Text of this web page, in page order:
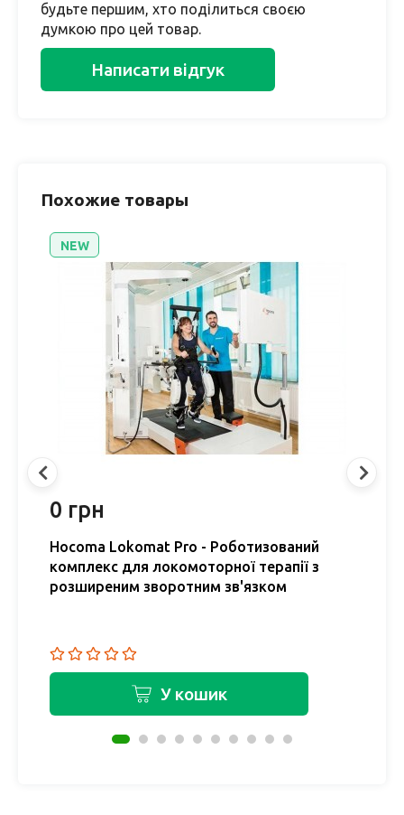
будьте першим, хто поділиться своєю
думкою про цей товар.
Написати відгук
Похожие товары
NEW
0 грн
Hocoma Lokomat Pro - Роботизований
комплекс для локомоторної терапії з
розширеним зворотним зв'язком
У кошик